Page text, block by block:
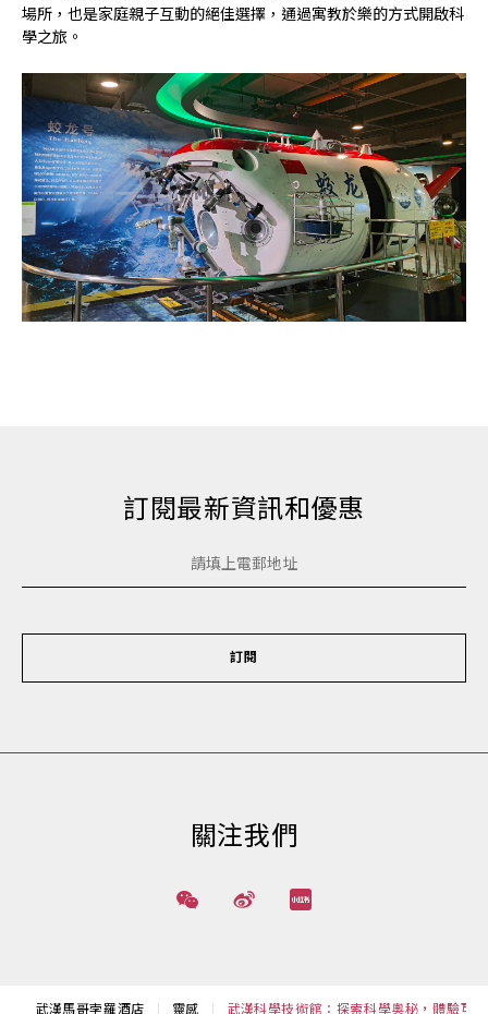
場所，也是家庭親子互動的絕佳選擇，通過寓教於樂的方式開啟科
學之旅。
訂閱最新資訊和優惠
訂閱
關注我們